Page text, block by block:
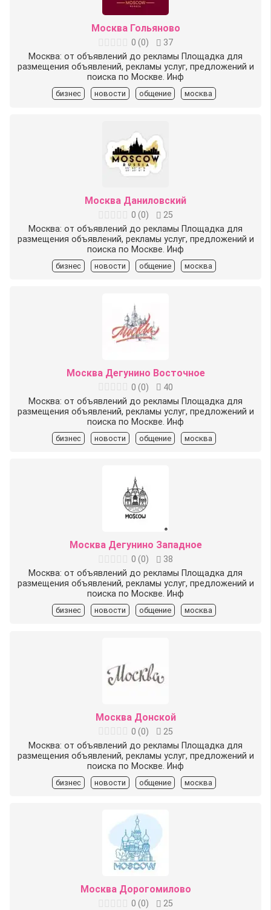
Москва Гольяново
0 (0)
37
Москва: от объявлений до рекламы Площадка для
размещения объявлений, рекламы услуг, предложений и
поиска по Москве. Инф
бизнес новости общение москва
Москва Даниловский
0 (0)
25
Москва: от объявлений до рекламы Площадка для
размещения объявлений, рекламы услуг, предложений и
поиска по Москве. Инф
бизнес новости общение москва
Москва Дегунино Восточное
0 (0)
40
Москва: от объявлений до рекламы Площадка для
размещения объявлений, рекламы услуг, предложений и
поиска по Москве. Инф
бизнес новости общение москва
Москва Дегунино Западное
0 (0)
38
Москва: от объявлений до рекламы Площадка для
размещения объявлений, рекламы услуг, предложений и
поиска по Москве. Инф
бизнес новости общение москва
Москва Донской
0 (0)
25
Москва: от объявлений до рекламы Площадка для
размещения объявлений, рекламы услуг, предложений и
поиска по Москве. Инф
бизнес новости общение москва
Москва Дорогомилово
0 (0)
25